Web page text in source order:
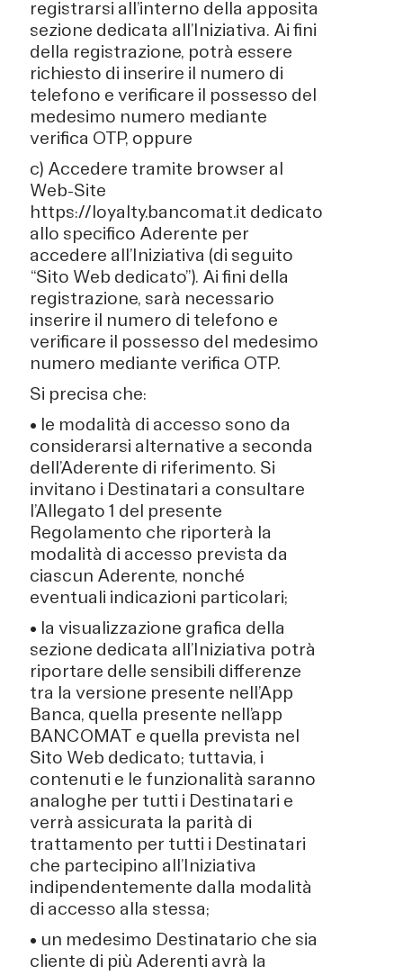
registrarsi all’interno della apposita
sezione dedicata all’Iniziativa. Ai fini
della registrazione, potrà essere
richiesto di inserire il numero di
telefono e verificare il possesso del
medesimo numero mediante
verifica OTP, oppure
c) Accedere tramite browser al
Web-Site
https://loyalty.bancomat.it dedicato
allo specifico Aderente per
accedere all’Iniziativa (di seguito
“Sito Web dedicato”). Ai fini della
registrazione, sarà necessario
inserire il numero di telefono e
verificare il possesso del medesimo
numero mediante verifica OTP.
Si precisa che:
• le modalità di accesso sono da
considerarsi alternative a seconda
dell’Aderente di riferimento. Si
invitano i Destinatari a consultare
l’Allegato 1 del presente
Regolamento che riporterà la
modalità di accesso prevista da
ciascun Aderente, nonché
eventuali indicazioni particolari;
• la visualizzazione grafica della
sezione dedicata all’Iniziativa potrà
riportare delle sensibili differenze
tra la versione presente nell’App
Banca, quella presente nell’app
BANCOMAT e quella prevista nel
Sito Web dedicato; tuttavia, i
contenuti e le funzionalità saranno
analoghe per tutti i Destinatari e
verrà assicurata la parità di
trattamento per tutti i Destinatari
che partecipino all’Iniziativa
indipendentemente dalla modalità
di accesso alla stessa;
• un medesimo Destinatario che sia
cliente di più Aderenti avrà la